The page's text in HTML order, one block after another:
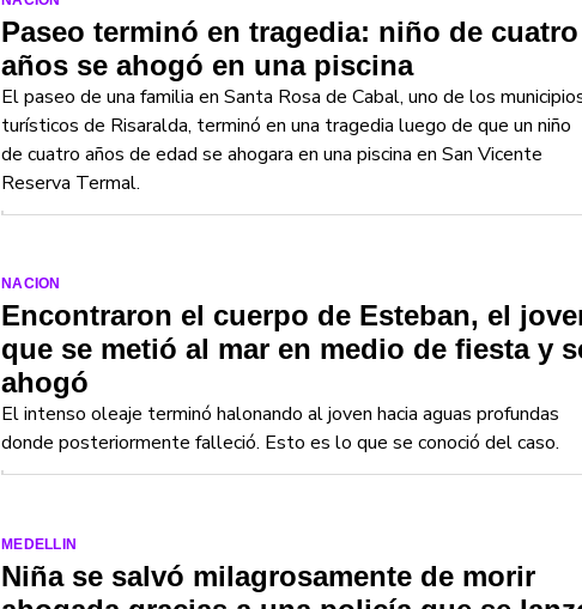
Paseo terminó en tragedia: niño de cuatro
años se ahogó en una piscina
El paseo de una familia en Santa Rosa de Cabal, uno de los
turísticos de Risaralda, terminó en una tragedia luego de que un niño
de cuatro años de edad se ahogara en una piscina en San Vicente
Reserva Termal.
NACION
Encontraron el cuerpo de Esteban, el
que se metió al mar en medio de fiesta y
ahogó
El intenso oleaje terminó halonando al joven hacia aguas profundas
donde posteriormente falleció. Esto es lo que se conoció del caso.
MEDELLIN
Niña se salvó milagrosamente de morir